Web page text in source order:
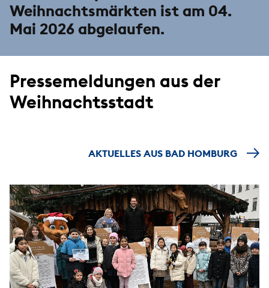
Weihnachtsmärkten ist am 04.
Mai 2026 abgelaufen.
Pressemeldungen aus der
Weihnachtsstadt
AKTUELLES AUS BAD HOMBURG